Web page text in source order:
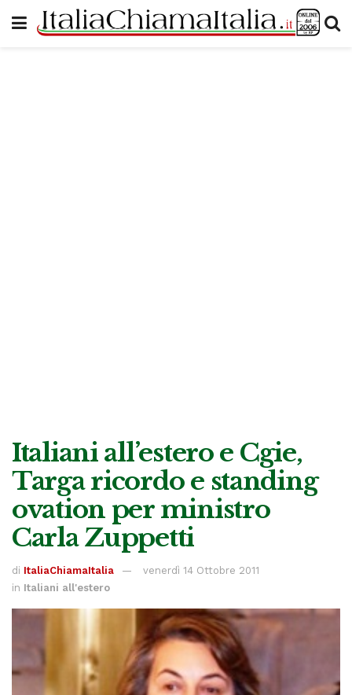
Italiani all’estero e Cgie,
Targa ricordo e standing
ovation per ministro
Carla Zuppetti
di ItaliaChiamaItalia
venerdì 14 Ottobre 2011
in Italiani all'estero